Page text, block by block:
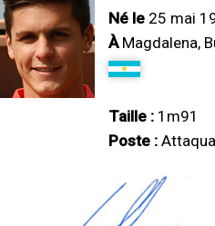
Né le 25 mai
ÀMagdalena,
Taille : 1m91
Poste :